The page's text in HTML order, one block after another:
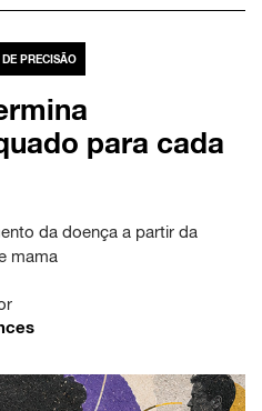
PRECISÃO
para cada
da doença a partir da
mama